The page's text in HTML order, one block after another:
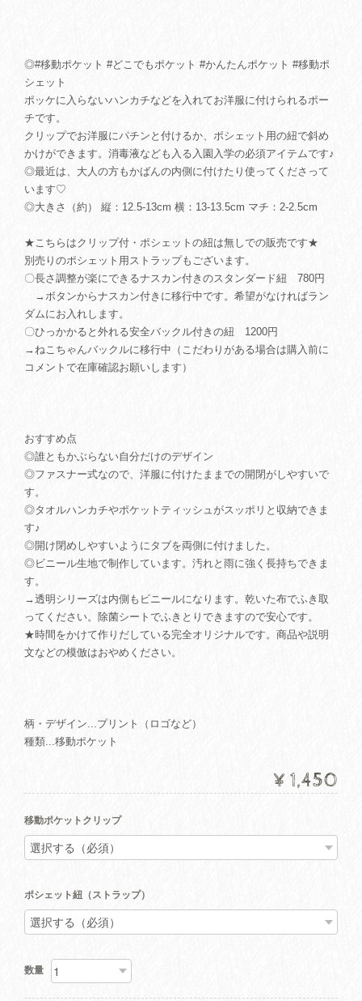
◎#移動ポケット #どこでもポケット #かんたんポケット #移動ポ
シェット
ポッケに入らないハンカチなどを入れてお洋服に付けられるポー
チです。
クリップでお洋服にパチンと付けるか、ポシェット用の紐で斜め
かけができます。消毒液なども入る入園入学の必須アイテムです♪
◎最近は、大人の方もかばんの内側に付けたり使ってくださって
います♡
◎大きさ（約） 縦：12.5-13cm 横：13-13.5cm マチ：2-2.5cm
★こちらはクリップ付・ポシェットの紐は無しでの販売です★
別売りのポシェット用ストラップもございます。
〇長さ調整が楽にできるナスカン付きのスタンダード紐 780円
→ボタンからナスカン付きに移行中です。希望がなければラン
ダムにお入れします。
〇ひっかかると外れる安全バックル付きの紐 1200円
→ねこちゃんバックルに移行中（こだわりがある場合は購入前に
コメントで在庫確認お願いします）
おすすめ点
◎誰ともかぶらない自分だけのデザイン
◎ファスナー式なので、洋服に付けたままでの開閉がしやすいで
す。
◎タオルハンカチやポケットティッシュがスッポリと収納できま
す♪
◎開け閉めしやすいようにタブを両側に付けました。
◎ビニール生地で制作しています。汚れと雨に強く長持ちできま
す。
→透明シリーズは内側もビニールになります。乾いた布でふき取
ってください。除菌シートでふきとりできますので安心です。
★時間をかけて作りだしている完全オリジナルです。商品や説明
文などの模倣はおやめください。
柄・デザイン...プリント（ロゴなど）
種類...移動ポケット
¥1,450
移動ポケットクリップ
ポシェット紐（ストラップ）
数量